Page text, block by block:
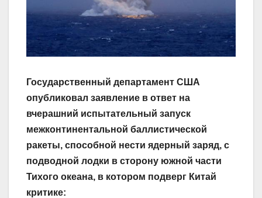
Государственный департамент США
опубликовал заявление в ответ на
вчерашний испытательный запуск
межконтинентальной баллистической
ракеты, способной нести ядерный заряд, с
подводной лодки в сторону южной части
Тихого океана, в котором подверг Китай
критике: